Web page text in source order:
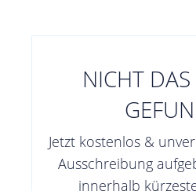
NICHT
Jetzt kostenlos &
Ausschreibung
innerhalb